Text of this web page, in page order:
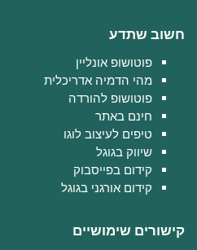
חשוב שתדע
פוטושופ אונליין
מהי הדמיה אדריכלית
פוטושופ להורדה
חינם באתר
טיפים לעיצוב לוגו
שיווק בגוגל
קידום בפייסבוק
קידום אורגני בגוגל
קישורים שימושיים